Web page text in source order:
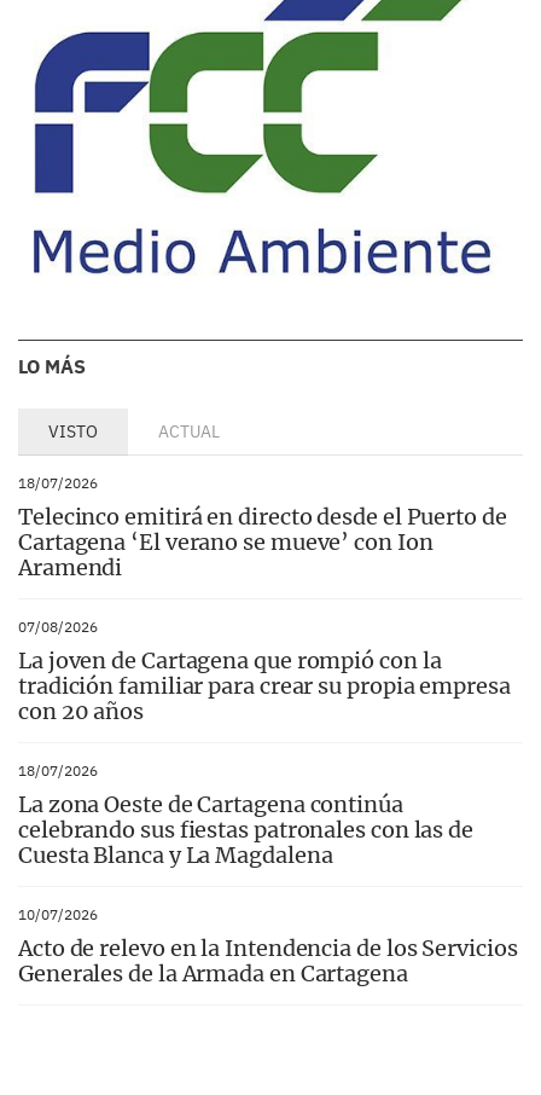
LO MÁS
VISTO ACTUAL
18/07/2026
Telecinco emitirá en directo desde el Puerto de
Cartagena ‘El verano se mueve’ con Ion
Aramendi
07/08/2026
La joven de Cartagena que rompió con la
tradición familiar para crear su propia empresa
con 20 años
18/07/2026
La zona Oeste de Cartagena continúa
celebrando sus fiestas patronales con las de
Cuesta Blanca y La Magdalena
10/07/2026
Acto de relevo en la Intendencia de los Servicios
Generales de la Armada en Cartagena